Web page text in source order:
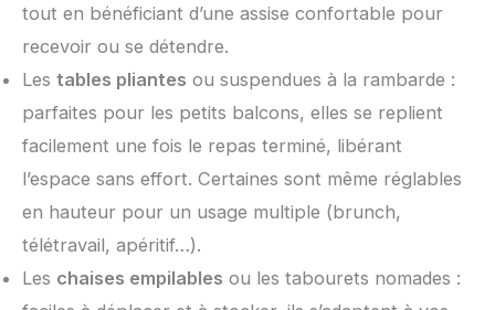
tout en bénéficiant d’une assise confortable pour
recevoir ou se détendre.
Les tables pliantes ou suspendues à la rambarde :
parfaites pour les petits balcons, elles se replient
facilement une fois le repas terminé, libérant
l’espace sans effort. Certaines sont même réglables
en hauteur pour un usage multiple (brunch,
télétravail, apéritif…).
Les chaises empilables ou les tabourets nomades :